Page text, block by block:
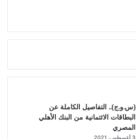
(س.و.ج).. التفاصيل الكاملة عن
البطاقات الائتمانية من البنك الأهلي
المصري
3 أغسطس، 2021